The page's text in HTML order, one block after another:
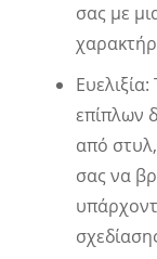
σας με
επίπλων
από
σας να